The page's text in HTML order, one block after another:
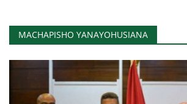
MACHAPISHO YANAYOHUSIANA